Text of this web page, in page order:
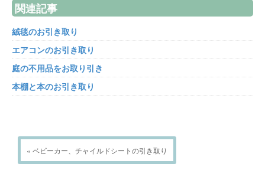
関連記事
絨毯のお引き取り
エアコンのお引き取り
庭の不用品をお取り引き
本棚と本のお引き取り
« ベビーカー、チャイルドシートの引き取り